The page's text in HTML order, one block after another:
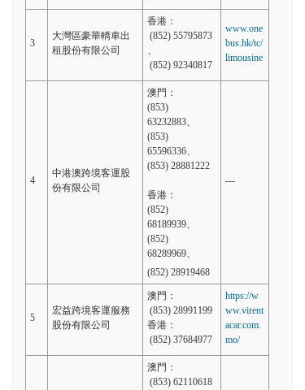
3
大灣區豪華轎車出
租股份有限公司
香港：
(852) 55795873
、
(852) 92340817
www.one
bus.hk/tc/
limousine
4
中港澳跨境客運股
份有限公司
澳門：
(853)
63232883、
(853)
65596336、
(853) 28881222
香港：
(852)
68189939、
(852)
68289969、
(852) 28919468
---
5
宏益跨境客運服務
股份有限公司
澳門：
(853) 28991199
香港：
(852) 37684977
https://w
ww.virent
acar.com.
mo/
澳門：
(853) 62110618